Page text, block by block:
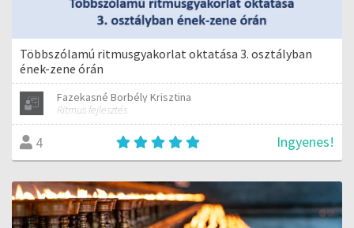
Többszólamú ritmusgyakorlat oktatása 3. osztályban
ének-zene órán
Fazekasné Borbély Krisztina
Ritmus fejlesztés
4 Ingyenes!